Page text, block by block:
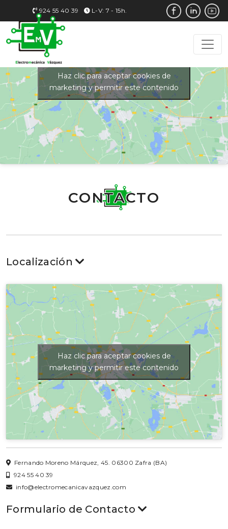
924 55 40 39 L-V: 7 - 15h.
Haz clic para aceptar cookies de
marketing y permitir este contenido
CONTACTO
Localización
Haz clic para aceptar cookies de
marketing y permitir este contenido
Fernando Moreno Márquez, 45. 06300 Zafra (BA)
924 55 40 39
info@electromecanicavazquez.com
Formulario de Contacto